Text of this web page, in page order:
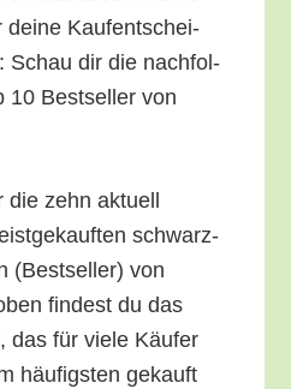
dei­ne Kauf­ent­schei­
Schau dir die nach­fol­
10 Best­sel­ler von
zehn aktu­ell
schwarz­
(Best­sel­ler) von
fin­dest du das
das für vie­le Käu­fer
häu­figs­ten gekauft